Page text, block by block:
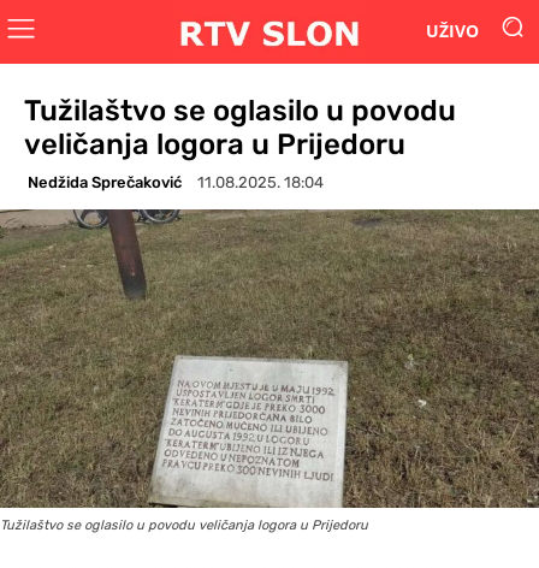
UŽIVO
Tužilaštvo se oglasilo u povodu
veličanja logora u Prijedoru
Nedžida Sprečaković 11.08.2025. 18:04
Tužilaštvo se oglasilo u povodu veličanja logora u Prijedoru